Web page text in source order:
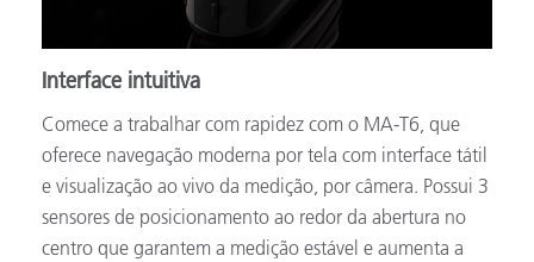
Interface intuitiva
Comece a trabalhar com rapidez com o MA-T6, que
oferece navegação moderna por tela com interface tátil
e visualização ao vivo da medição, por câmera. Possui 3
sensores de posicionamento ao redor da abertura no
centro que garantem a medição estável e aumenta a